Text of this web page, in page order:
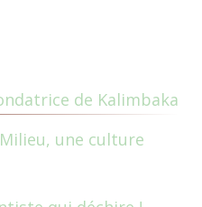
de Kalimbaka
une culture